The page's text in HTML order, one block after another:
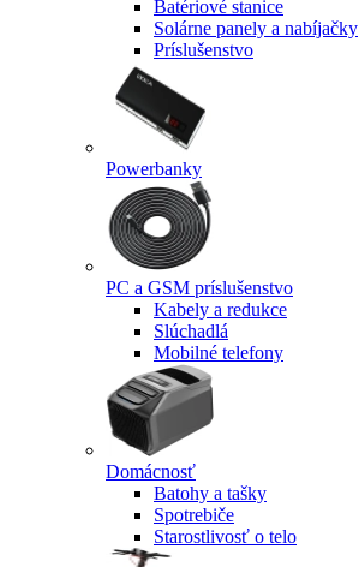
Batériové stanice
Solárne panely a nabíjačky
Príslušenstvo
Powerbanky
PC a GSM príslušenstvo
Kabely a redukce
Slúchadlá
Mobilné telefony
Domácnosť
Batohy a tašky
Spotrebiče
Starostlivosť o telo